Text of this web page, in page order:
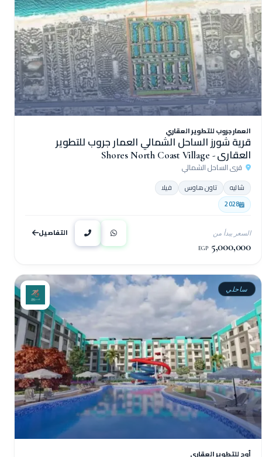
العمار جروب للتطوير العقاري
قرية شورز الساحل الشمالي العمار جروب للتطوير
العقاري - Shores North Coast Village
قرى الساحل الشمالي
شاليه تاون هاوس
فيلا
2028
السعر يبدأ من
5,000,000
EGP
التفاصيل
ساحلي
أوج للتطوير العقاري